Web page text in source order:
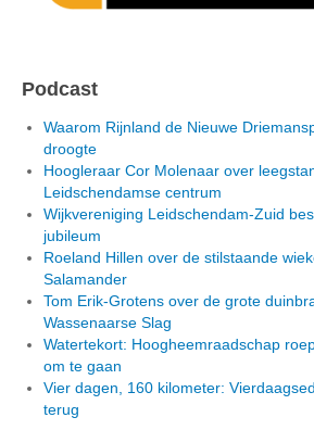
Podcast
Waarom Rijnland de Nieuwe
droogte
Hoogleraar Cor Molenaar over
Leidschendamse centrum
Wijkvereniging Leidschendam-Zuid
jubileum
Roeland Hillen over de stilstaande
Salamander
Tom Erik-Grotens over de grote
Wassenaarse Slag
Watertekort: Hoogheemraadschap
om te gaan
Vier dagen, 160 kilometer:
terug